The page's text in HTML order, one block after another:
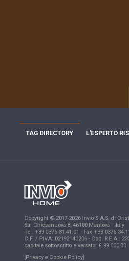
TAG DIRECTORY L'ESPERTO
Copyright © 2017-2026 Invio S.A.S. di
Str. Chiesanuova 8, 46100 Mantova - Italy
Tel. +39 0376 31.41.01 - Fax +39 0376
C.F. / P.IVA: 02192140206 - Cod. R.E.A.:
capitale sottoscritto e versato: € 99.000,00
[Privacy e Cookie Policy]